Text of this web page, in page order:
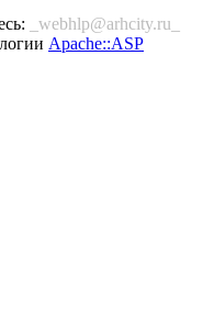
_webhlp@arhcity.ru_
Apache::ASP